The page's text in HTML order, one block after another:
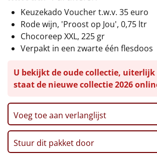
Duurzaam
Leuke
Goedkope
Uniek
Alle thema's
Artikel
Hitster NIEUW
Keuzekado Voucher t.w.v. 35 euro
Rode wijn, 'Proost op Jou', 0,75 ltr
Chocoreep XXL, 225 gr
Verpakt in een zwarte één flesdoos
U bekijkt de oude collectie, uiterlijk
staat de nieuwe collectie 2026
Voeg toe aan verlanglijst
Stuur dit pakket door